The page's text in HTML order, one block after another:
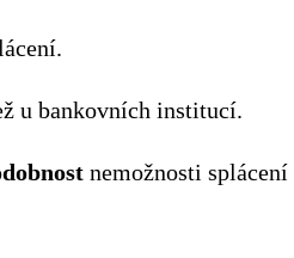
u bankovních institucí.
nemožnosti